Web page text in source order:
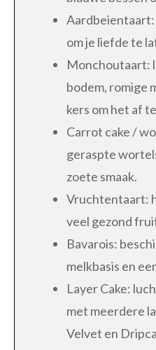
om je liefde te
Monchoutaart:
bodem, romige
kers om het af
Carrot cake /
geraspte
zoete smaak.
Vruchtentaart:
veel gezond
Bavarois:
melkbasis en
Layer Cake:
met meerdere
Velvet en